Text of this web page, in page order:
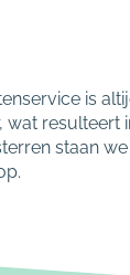
is
wat resulteert
staan